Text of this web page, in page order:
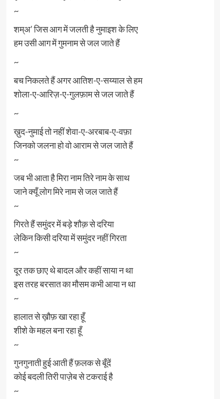
~
शम्अ’ जिस आग में जलती है नुमाइश के लिए
हम उसी आग में गुमनाम से जल जाते हैं
~
बच निकलते हैं अगर आतिश-ए-सय्याल से हम
शोला-ए-आरिज़-ए-गुलफ़ाम से जल जाते हैं
~
ख़ुद-नुमाई तो नहीं शेवा-ए-अरबाब-ए-वफ़ा
जिनको जलना हो वो आराम से जल जाते हैं
~
जब भी आता है मिरा नाम तिरे नाम के साथ
जाने क्यूँ लोग मिरे नाम से जल जाते हैं
~
गिरते हैं समुंदर में बड़े शौक़ से दरिया
लेकिन किसी दरिया में समुंदर नहीं गिरता
~
दूर तक छाए थे बादल और कहीं साया न था
इस तरह बरसात का मौसम कभी आया न था
~
हालात से ख़ौफ़ खा रहा हूँ
शीशे के महल बना रहा हूँ
~
गुनगुनाती हुई आती हैं फ़लक से बूँदें
कोई बदली तिरी पाज़ेब से टकराई है
~